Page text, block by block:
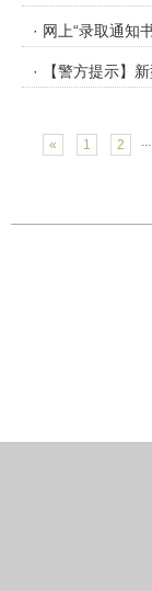
· 网上“录取通知
· 【警方提示】
« 1 2 ...